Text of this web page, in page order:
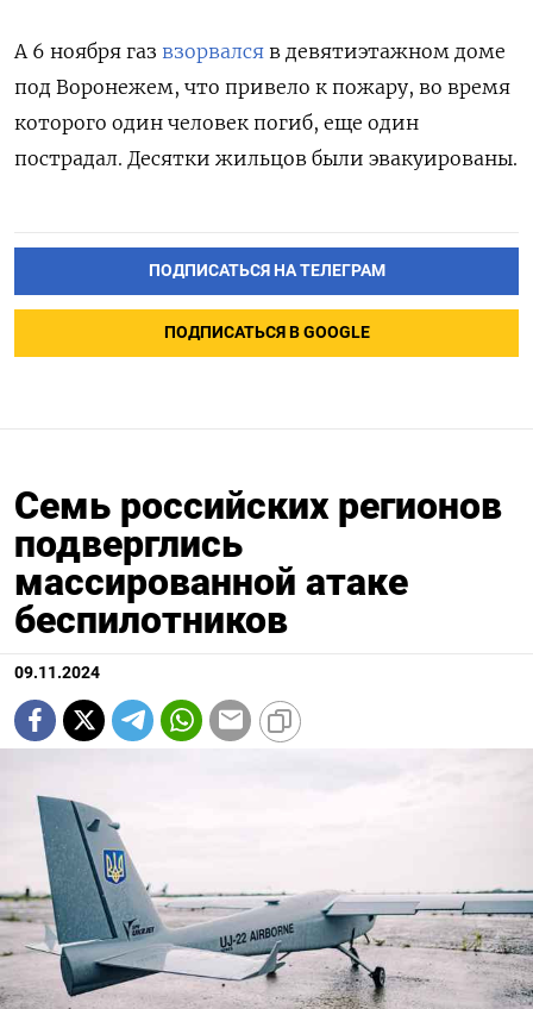
А 6 ноября газ взорвался в девятиэтажном доме
под Воронежем, что привело к пожару, во время
которого один человек погиб, еще один
пострадал. Десятки жильцов были эвакуированы.
ПОДПИСАТЬСЯ НА ТЕЛЕГРАМ
ПОДПИСАТЬСЯ В GOOGLE
Семь российских регионов
подверглись
массированной атаке
беспилотников
09.11.2024